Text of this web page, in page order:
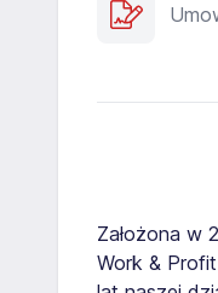
Założona w
Work &